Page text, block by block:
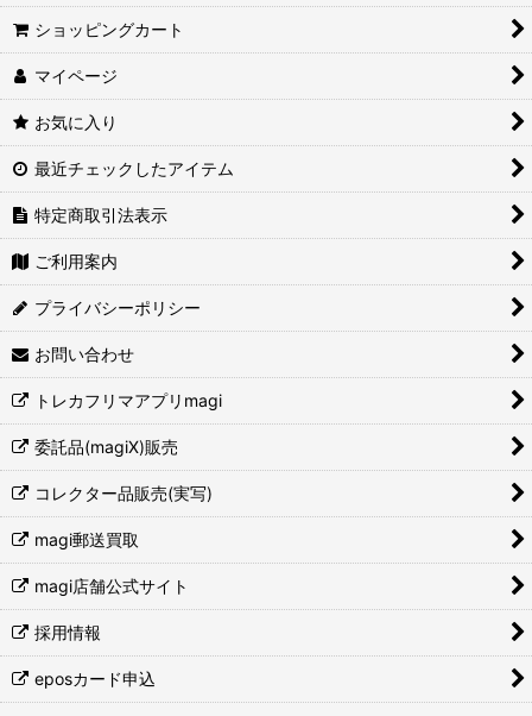
ショッピングカート
マイページ
お気に入り
最近チェックしたアイテム
特定商取引法表示
ご利用案内
プライバシーポリシー
お問い合わせ
トレカフリマアプリmagi
委託品(magiX)販売
コレクター品販売(実写)
magi郵送買取
magi店舗公式サイト
採用情報
eposカード申込